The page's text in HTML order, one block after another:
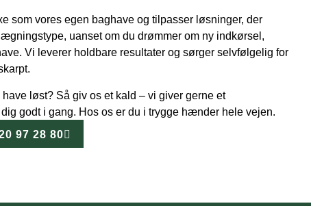
som vores egen baghave og tilpasser løsninger, der
uanset om du drømmer om ny indkørsel,
Vi leverer holdbare resultater og sørger selvfølgelig for
løst? Så giv os et kald – vi giver gerne et
godt i gang. Hos os er du i trygge hænder hele vejen.
97 28 80